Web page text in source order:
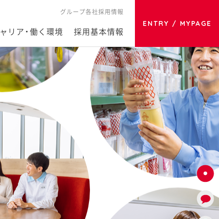
リア・働く環境 採用基本情報
グループ各社採用情報
ENTRY / MYPAGE
TOP